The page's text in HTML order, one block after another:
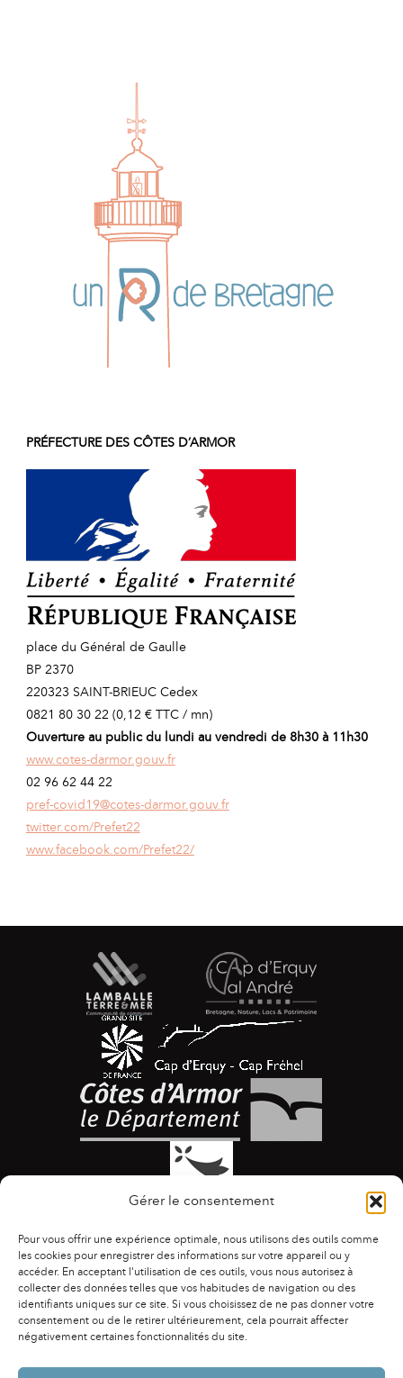
Gérer le consentement
Pour vous offrir une expérience optimale, nous utilisons des outils comme
les cookies pour enregistrer des informations sur votre appareil ou y
accéder. En acceptant l'utilisation de ces outils, vous nous autorisez à
collecter des données telles que vos habitudes de navigation ou des
identifiants uniques sur ce site. Si vous choisissez de ne pas donner votre
consentement ou de le retirer ultérieurement, cela pourrait affecter
négativement certaines fonctionnalités du site.
PRÉFECTURE DES CÔTES D’ARMOR
place du Général de Gaulle
BP 2370
220323 SAINT-BRIEUC Cedex
0821 80 30 22 (0,12 € TTC / mn)
Ouverture au public du lundi au vendredi de 8h30 à 11h30
www.cotes-darmor.gouv.fr
02 96 62 44 22
pref-covid19@cotes-darmor.gouv.fr
twitter.com/Prefet22
www.facebook.com/Prefet22/
ACCESSIBILITÉ | AGENDA | ASSOCIATIONS
|
CONTACTS
PUBLICATIONS ESPACE PRESSE